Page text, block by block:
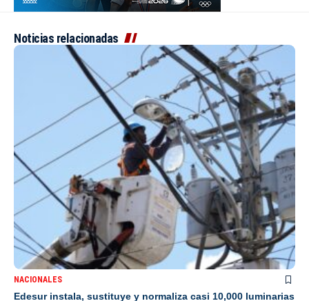
Noticias relacionadas
NACIONALES
Edesur instala, sustituye y normaliza casi 10,000 luminarias